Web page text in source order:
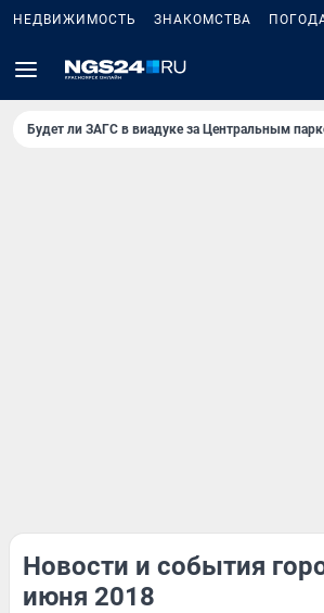
НЕДВИЖИМОСТЬ ЗНАКОМСТВА
Будет ли ЗАГС в виадуке за Центральным
Новости и события
июня 2018